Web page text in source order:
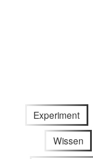
Experiment
Wissen